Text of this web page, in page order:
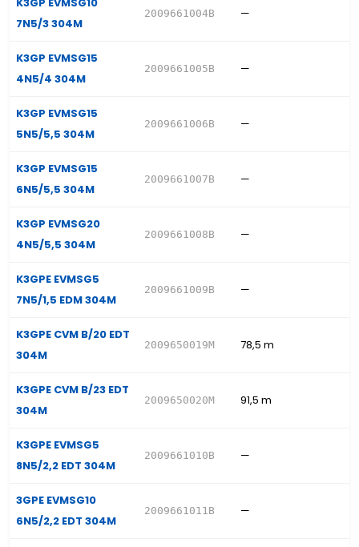
7N5/3 304M
2009661004B —
K3GP EVMSG15
4N5/4 304M
2009661005B —
K3GP EVMSG15
5N5/5,5 304M
2009661006B —
K3GP EVMSG15
6N5/5,5 304M
2009661007B —
K3GP EVMSG20
4N5/5,5 304M
2009661008B —
K3GPE EVMSG5
7N5/1,5 EDM 304M
2009661009B —
K3GPE CVM B/20 EDT
304M
2009650019M 78,5 m
K3GPE CVM B/23 EDT
304M
2009650020M 91,5 m
K3GPE EVMSG5
8N5/2,2 EDT 304M
2009661010B —
3GPE EVMSG10
6N5/2,2 EDT 304M
2009661011B —